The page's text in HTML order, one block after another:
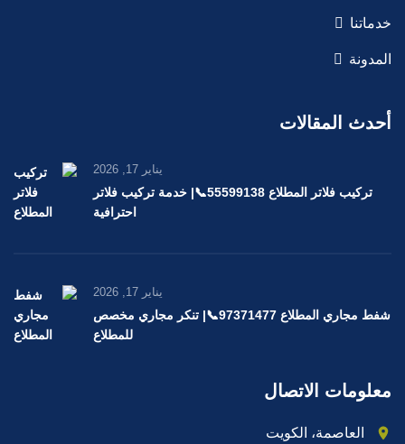
خدماتنا
المدونة
أحدث المقالات
يناير 17, 2026
تركيب فلاتر المطلاع 55599138📞| خدمة تركيب فلاتر
احترافية
يناير 17, 2026
شفط مجاري المطلاع 97371477📞| تنكر مجاري مخصص
للمطلاع
معلومات الاتصال
العاصمة، الكويت